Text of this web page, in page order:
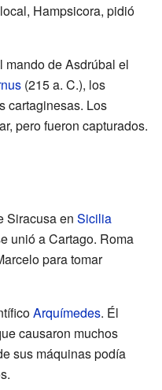
Hampsicora, pidió
mando de Asdrúbal el
(215 a. C.), los
cartaginesas. Los
pero fueron capturados.
Siracusa en Sicilia
unió a Cartago. Roma
para tomar
Arquímedes. Él
causaron muchos
sus máquinas podía